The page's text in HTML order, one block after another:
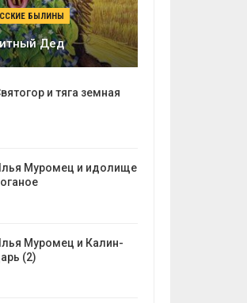
БЫЛИНЫ
Дед
и тяга земная
Муромец и идолище
Муромец и Калин-
(2)